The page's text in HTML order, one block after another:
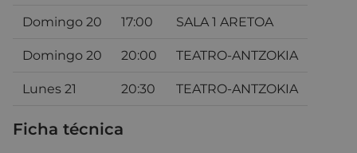
Domingo 20 17:00 SALA 1 ARETOA
Domingo 20 20:00 TEATRO-ANTZOKIA
Lunes 21 20:30 TEATRO-ANTZOKIA
Ficha técnica